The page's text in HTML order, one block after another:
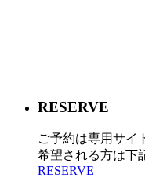
RESERVE
ご予約は専用サイ
希望される方は下
RESERVE